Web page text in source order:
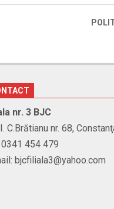
nr. 3 BJC
C.Brătianu nr. 68,
0341 454 479
bjcfiliala3@yahoo.com